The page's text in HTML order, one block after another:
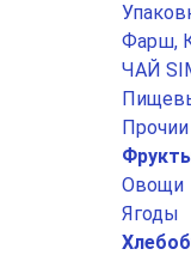
Фарш,
ЧАЙ
Прочии
Овощи
Ягоды